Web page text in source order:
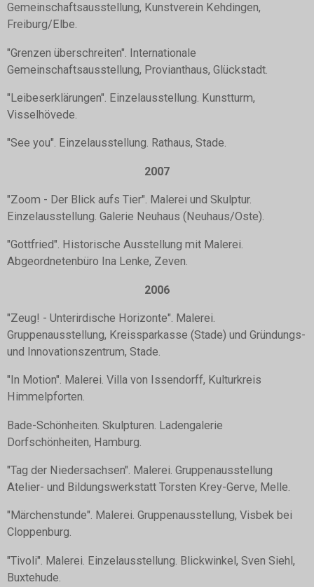
Gemeinschaftsausstellung, Kunstverein Kehdingen,
Freiburg/Elbe.
"Grenzen überschreiten". Internationale
Gemeinschaftsausstellung, Provianthaus, Glückstadt.
"Leibeserklärungen". Einzelausstellung. Kunstturm,
Visselhövede.
"See you". Einzelausstellung. Rathaus, Stade.
2007
"Zoom - Der Blick aufs Tier". Malerei und Skulptur.
Einzelausstellung. Galerie Neuhaus (Neuhaus/Oste).
"Gottfried". Historische Ausstellung mit Malerei.
Abgeordnetenbüro Ina Lenke, Zeven.
2006
"Zeug! - Unterirdische Horizonte". Malerei.
Gruppenausstellung, Kreissparkasse (Stade) und Gründungs-
und Innovationszentrum, Stade.
"In Motion". Malerei. Villa von Issendorff, Kulturkreis
Himmelpforten.
Bade-Schönheiten. Skulpturen. Ladengalerie
Dorfschönheiten, Hamburg.
"Tag der Niedersachsen". Malerei. Gruppenausstellung
Atelier- und Bildungswerkstatt Torsten Krey-Gerve, Melle.
"Märchenstunde". Malerei. Gruppenausstellung, Visbek bei
Cloppenburg.
"Tivoli". Malerei. Einzelausstellung. Blickwinkel, Sven Siehl,
Buxtehude.